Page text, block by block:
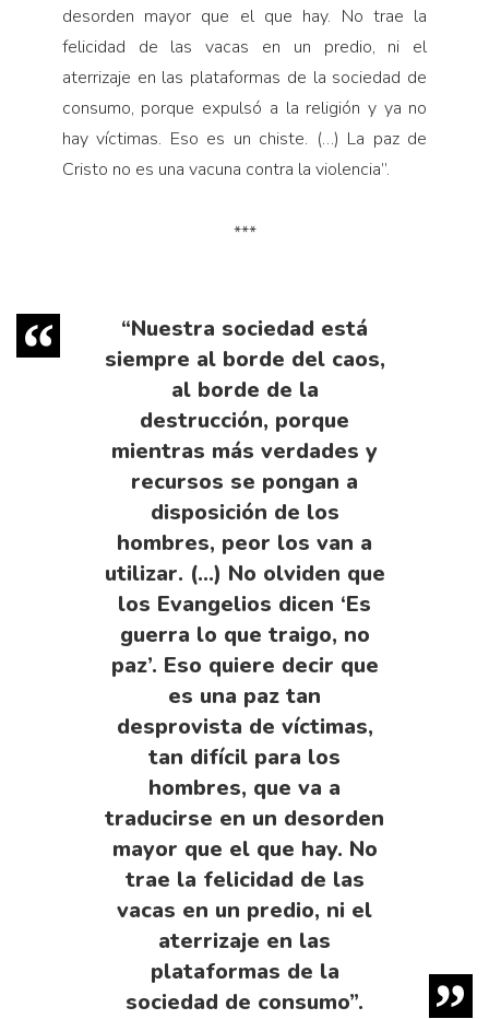
desorden mayor que el que hay. No trae la
felicidad de las vacas en un predio, ni el
aterrizaje en las plataformas de la sociedad de
consumo, porque expulsó a la religión y ya no
hay víctimas. Eso es un chiste. (…) La paz de
Cristo no es una vacuna contra la violencia”.
***
“Nuestra sociedad está
siempre al borde del caos,
al borde de la
destrucción, porque
mientras más verdades y
recursos se pongan a
disposición de los
hombres, peor los van a
utilizar. (…) No olviden que
los Evangelios dicen ‘Es
guerra lo que traigo, no
paz’. Eso quiere decir que
es una paz tan
desprovista de víctimas,
tan difícil para los
hombres, que va a
traducirse en un desorden
mayor que el que hay. No
trae la felicidad de las
vacas en un predio, ni el
aterrizaje en las
plataformas de la
sociedad de consumo”.